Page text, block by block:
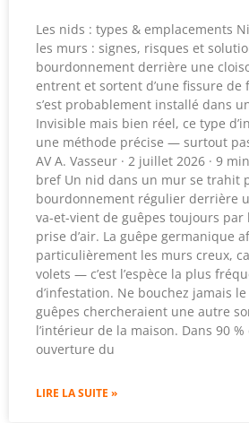
Les nids : types & emplacements
les murs : signes, risques et
bourdonnement derrière une
entrent et sortent d’une fissure de
s’est probablement installé dans
Invisible mais bien réel, ce type
une méthode précise — surtout
AV A. Vasseur · 2 juillet 2026 · 9
bref Un nid dans un mur se trahit
bourdonnement régulier derrière
va-et-vient de guêpes toujours par
prise d’air. La guêpe germanique
particulièrement les murs creux,
volets — c’est l’espèce la plus
d’infestation. Ne bouchez jamais
guêpes chercheraient une autre
l’intérieur de la maison. Dans 90
ouverture du
LIRE LA SUITE »